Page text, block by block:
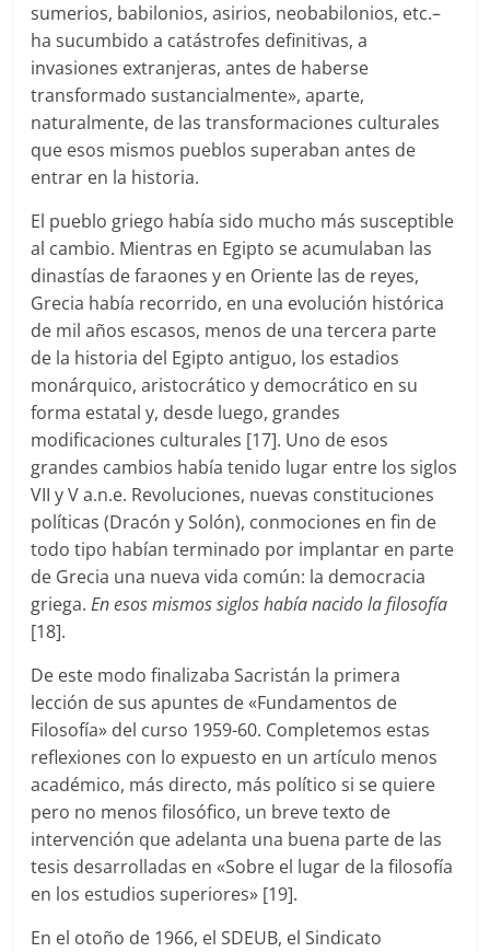
sumerios, babilonios, asirios, neobabilonios, etc.–
ha sucumbido a catástrofes definitivas, a
invasiones extranjeras, antes de haberse
transformado sustancialmente», aparte,
naturalmente, de las transformaciones culturales
que esos mismos pueblos superaban antes de
entrar en la historia.
El pueblo griego había sido mucho más susceptible
al cambio. Mientras en Egipto se acumulaban las
dinastías de faraones y en Oriente las de reyes,
Grecia había recorrido, en una evolución histórica
de mil años escasos, menos de una tercera parte
de la historia del Egipto antiguo, los estadios
monárquico, aristocrático y democrático en su
forma estatal y, desde luego, grandes
modificaciones culturales [17]. Uno de esos
grandes cambios había tenido lugar entre los siglos
VII y V a.n.e. Revoluciones, nuevas constituciones
políticas (Dracón y Solón), conmociones en fin de
todo tipo habían terminado por implantar en parte
de Grecia una nueva vida común: la democracia
griega.En esos mismos siglos había nacido la filosofía
[18].
De este modo finalizaba Sacristán la primera
lección de sus apuntes de «Fundamentos de
Filosofía» del curso 1959-60. Completemos estas
reflexiones con lo expuesto en un artículo menos
académico, más directo, más político si se quiere
pero no menos filosófico, un breve texto de
intervención que adelanta una buena parte de las
tesis desarrolladas en «Sobre el lugar de la filosofía
en los estudios superiores» [19].
En el otoño de 1966, el SDEUB, el Sindicato